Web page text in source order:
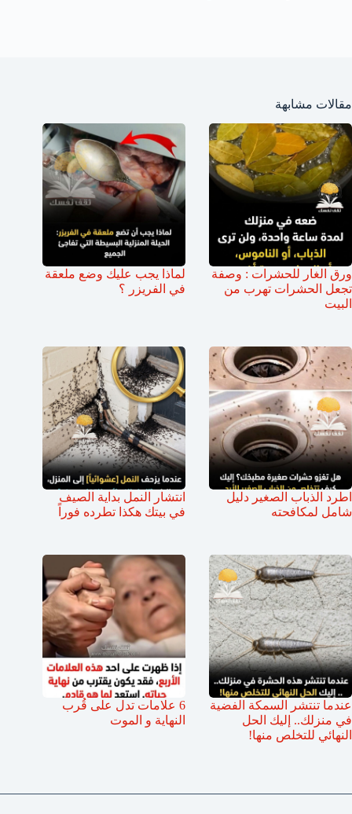
مقالات مشابهة
ورق الغار للحشرات : وصفة
تجعل الحشرات تهرب من
البيت
لماذا يجب عليك وضع ملعقة
في الفريزر ؟
اطرد الذباب الصغير دليل
شامل لمكافحته
انتشار النمل بداية الصيف
في بيتك هكذا تطرده فوراً
عندما تنتشر السمكة الفضية
في منزلك.. إليك الحل
النهائي للتخلص منها!
6 علامات تدل على قُرب
النهاية و الموت